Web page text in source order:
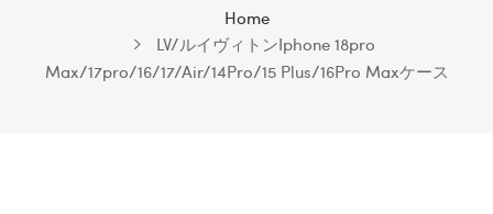
Home
LV/ルイヴィトンIphone 18pro
Max/17pro/16/17/Air/14Pro/15 Plus/16Pro Maxケース